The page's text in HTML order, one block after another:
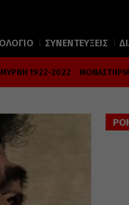
ΣΥΝΕΝΤΕΥΞΕΙΣ
1922-2022